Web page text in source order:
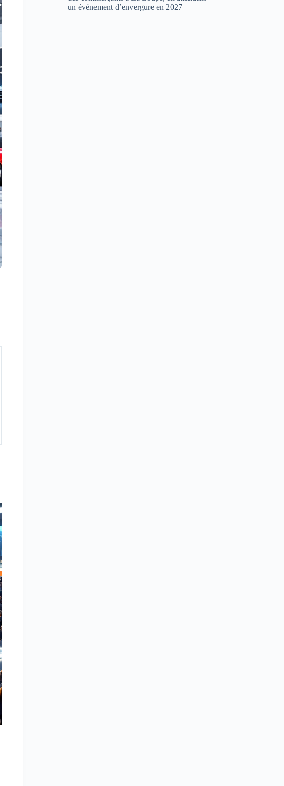
un événement d’envergure en 2027